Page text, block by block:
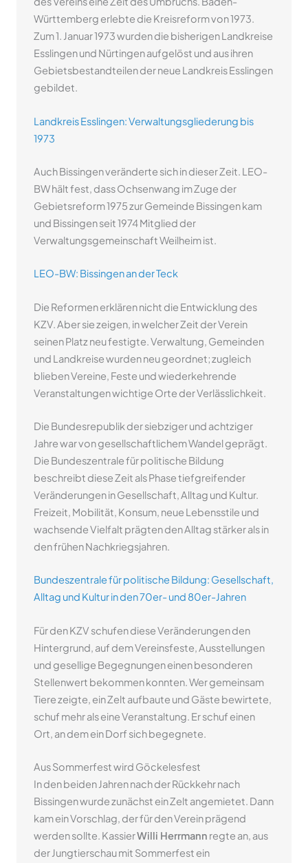
Württemberg erlebte die Kreisreform von 1973.
Zum 1. Januar 1973 wurden die bisherigen Landkreise
Esslingen und Nürtingen aufgelöst und aus ihren
Gebietsbestandteilen der neue Landkreis Esslingen
gebildet.
Landkreis Esslingen: Verwaltungsgliederung bis
1973
Auch Bissingen veränderte sich in dieser Zeit. LEO-
BW hält fest, dass Ochsenwang im Zuge der
Gebietsreform 1975 zur Gemeinde Bissingen kam
und Bissingen seit 1974 Mitglied der
Verwaltungsgemeinschaft Weilheim ist.
LEO-BW: Bissingen an der Teck
Die Reformen erklären nicht die Entwicklung des
KZV. Aber sie zeigen, in welcher Zeit der Verein
seinen Platz neu festigte. Verwaltung, Gemeinden
und Landkreise wurden neu geordnet; zugleich
blieben Vereine, Feste und wiederkehrende
Veranstaltungen wichtige Orte der Verlässlichkeit.
Die Bundesrepublik der siebziger und achtziger
Jahre war von gesellschaftlichem Wandel geprägt.
Die Bundeszentrale für politische Bildung
beschreibt diese Zeit als Phase tiefgreifender
Veränderungen in Gesellschaft, Alltag und Kultur.
Freizeit, Mobilität, Konsum, neue Lebensstile und
wachsende Vielfalt prägten den Alltag stärker als in
den frühen Nachkriegsjahren.
Bundeszentrale für politische Bildung: Gesellschaft,
Alltag und Kultur in den 70er- und 80er-Jahren
Für den KZV schufen diese Veränderungen den
Hintergrund, auf dem Vereinsfeste, Ausstellungen
und gesellige Begegnungen einen besonderen
Stellenwert bekommen konnten. Wer gemeinsam
Tiere zeigte, ein Zelt aufbaute und Gäste bewirtete,
schuf mehr als eine Veranstaltung. Er schuf einen
Ort, an dem ein Dorf sich begegnete.
Aus Sommerfest wird Göckelesfest
In den beiden Jahren nach der Rückkehr nach
Bissingen wurde zunächst ein Zelt angemietet. Dann
kam ein Vorschlag, der für den Verein prägend
werden sollte. KassierWilli Herrmann regte an, aus
der Jungtierschau mit Sommerfest ein